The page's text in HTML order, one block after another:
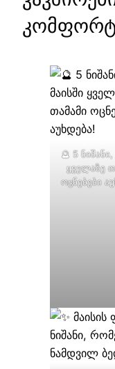
🔮 5 ნიშანი,
ყველაზე
ოცნებები